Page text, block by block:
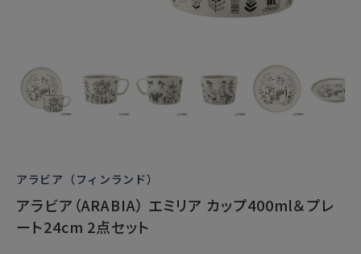
アラビア（フィンランド）
アラビア（ARABIA） エミリア カップ400ml＆プレ
ート24cm 2点セット